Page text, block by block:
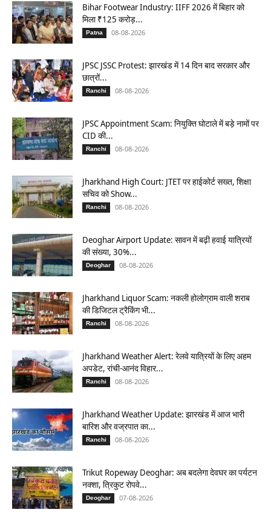
Bihar Footwear Industry: IIFF 2026 में बिहार को
मिला ₹125 करोड़...
Patna 08-08-2026
JPSC JSSC Protest: झारखंड में 14 दिन बाद सरकार और
छात्रों...
Ranchi 08-08-2026
JPSC Appointment Scam: नियुक्ति घोटाले में बड़े नामों पर
CID की...
Ranchi 08-08-2026
Jharkhand High Court: JTET पर हाईकोर्ट सख्त, शिक्षा
सचिव को Show...
Ranchi 08-08-2026
Deoghar Airport Update: सावन में बढ़ी हवाई यात्रियों
की संख्या, 30%...
Deoghar 08-08-2026
Jharkhand Liquor Scam: नकली होलोग्राम वाली शराब
की डिजिटल ट्रैकिंग भी...
Ranchi 08-08-2026
Jharkhand Weather Alert: रेलवे यात्रियों के लिए अहम
अपडेट, रांची-आनंद विहार...
Ranchi 08-08-2026
Jharkhand Weather Update: झारखंड में आज भारी
बारिश और वज्रपात का...
Ranchi 08-08-2026
Trikut Ropeway Deoghar: अब बदलेगा देवघर का पर्यटन
नक्शा, त्रिकुट रोपवे...
Deoghar 07-08-2026